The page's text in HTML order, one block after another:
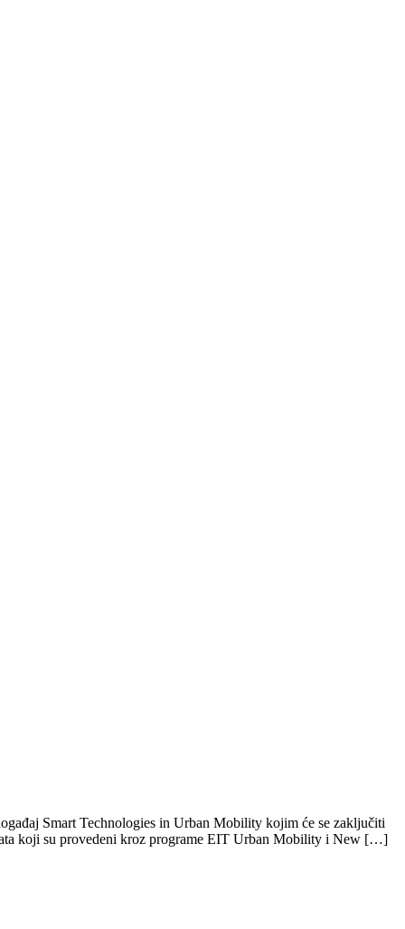
Smart Technologies in Urban Mobility kojim će se zaključiti
koji su provedeni kroz programe EIT Urban Mobility i New […]